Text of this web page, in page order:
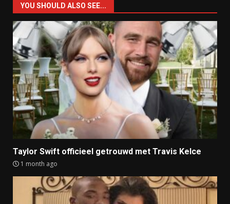
YOU SHOULD ALSO SEE...
Taylor Swift officieel getrouwd met Travis Kelce
1 month ago